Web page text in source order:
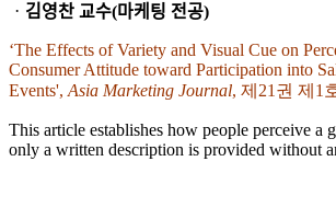
ᆞ김영찬 교수(마케팅 전공)
‘The Effects of Variety and Visual Cue on
Consumer Attitude toward Participation into
Events',Asia Marketing Journal, 제21권 제1
This article establishes how people perceive a
only a written description is provided without